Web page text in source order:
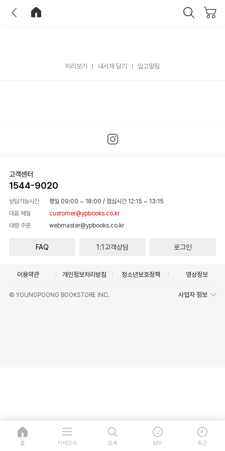
미리보기 내서재 담기 입고알림
고객센터
1544-9020
상담가능시간 평일 09:00 ~ 18:00 / 점심시간 12:15 ~ 13:15
대표 메일
customer@ypbooks.co.kr
대량 주문
webmaster@ypbooks.co.kr
FAQ 1:1고객상담 로그인
이용약관 개인정보처리방침 청소년보호정책 영상정보
© YOUNGPOONG BOOKSTORE INC. 사업자 정보
홈 카테고리 검색 MY 최근